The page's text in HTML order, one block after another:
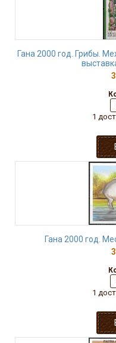
Гана 2000 год. Грибы.
1
Гана 2000 год.
1